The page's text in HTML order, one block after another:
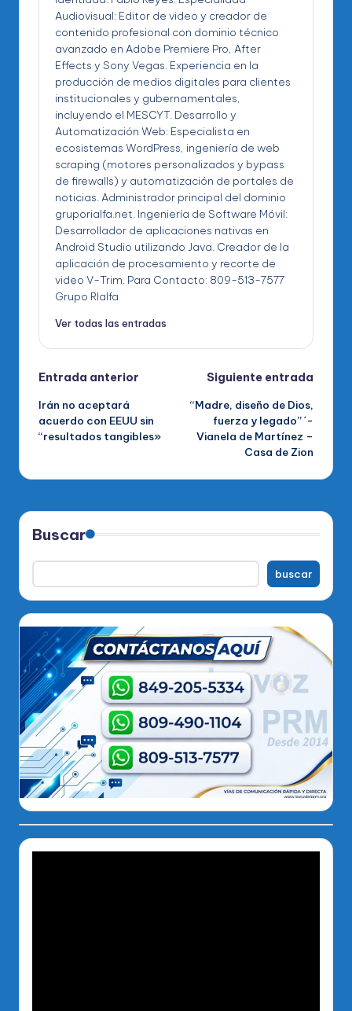
Audiovisual: Editor de video y creador de
contenido profesional con dominio técnico
avanzado en Adobe Premiere Pro, After
Effects y Sony Vegas. Experiencia en la
producción de medios digitales para clientes
institucionales y gubernamentales,
incluyendo el MESCYT. Desarrollo y
Automatización Web: Especialista en
ecosistemas WordPress, ingeniería de web
scraping (motores personalizados y bypass
de firewalls) y automatización de portales de
noticias. Administrador principal del dominio
gruporialfa.net. Ingeniería de Software Móvil:
Desarrollador de aplicaciones nativas en
Android Studio utilizando Java. Creador de la
aplicación de procesamiento y recorte de
video V-Trim. Para Contacto: 809-513-7577
Grupo RIalfa
Ver todas las entradas
Navegación
de
entradas
Entrada anterior
Irán no aceptará
acuerdo con EEUU sin
“resultados tangibles»
Siguiente entrada
“Madre, diseño de Dios,
fuerza y legado” ´-
Vianela de Martínez –
Casa de Zion
Buscar
buscar